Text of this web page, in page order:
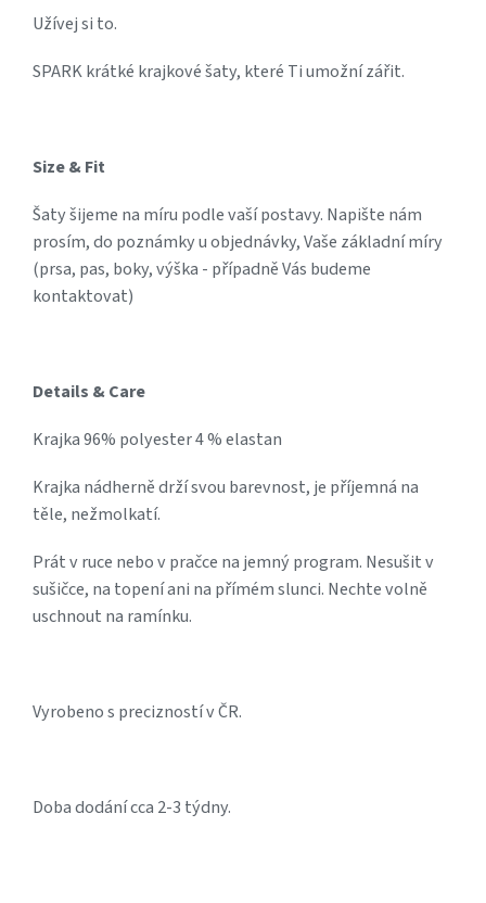
Užívej si to.
SPARK krátké krajkové šaty, které Ti umožní zářit.
Size & Fit
Šaty šijeme na míru podle vaší postavy. Napište nám
prosím, do poznámky u objednávky, Vaše základní míry
(prsa, pas, boky, výška - případně Vás budeme
kontaktovat)
Details & Care
Krajka 96% polyester 4 % elastan
Krajka nádherně drží svou barevnost, je příjemná na
těle, nežmolkatí.
Prát v ruce nebo v pračce na jemný program. Nesušit v
sušičce, na topení ani na přímém slunci. Nechte volně
uschnout na ramínku.
Vyrobeno s precizností v ČR.
Doba dodání cca 2-3 týdny.